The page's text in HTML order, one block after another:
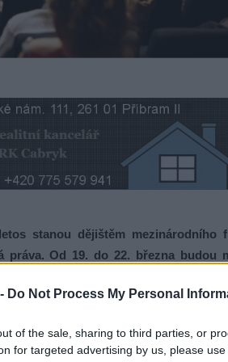
Do Not Process My Personal
of the sale, sharing to third parties, or
for targeted advertising by us, please
stanou dějištěm mezinárodního
práva. Od 19. do 22. března budou
filmů, jež se věnují
podoby bezpráví po celém světě.
ve virtuální realitě a